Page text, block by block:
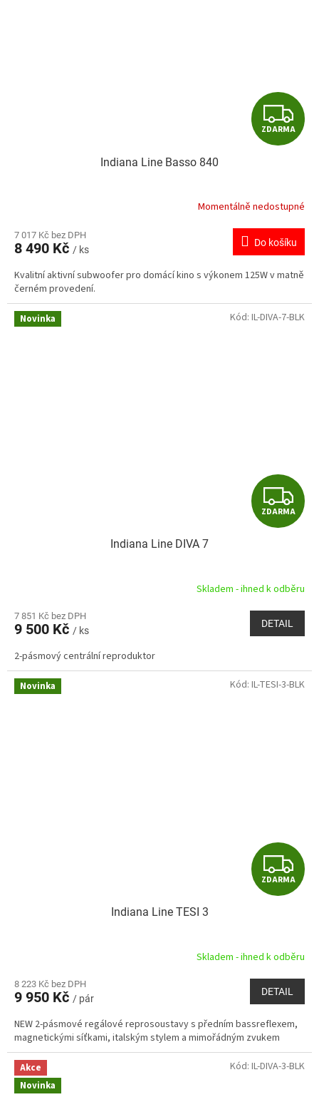
Z
D
R
M
A
ZDARMA
Indiana Line Basso 840
Momentálně nedostupné
7 017 Kč bez DPH
8 490 Kč / ks
Do košíku
Kvalitní aktivní subwoofer pro domácí kino s výkonem 125W v matně
černém provedení.
Novinka
Z
D
R
M
A
ZDARMA
Indiana Line DIVA 7
Skladem - ihned k odběru
7 851 Kč bez DPH
9 500 Kč / ks
DETAIL
2-pásmový centrální reproduktor
Kód: IL-DIVA-7-BLK
Novinka
Z
D
R
M
A
ZDARMA
Indiana Line TESI 3
Skladem - ihned k odběru
8 223 Kč bez DPH
9 950 Kč / pár
DETAIL
NEW 2-pásmové regálové reprosoustavy s předním bassreflexem,
magnetickými síťkami, italským stylem a mimořádným zvukem
Kód: IL-TESI-3-BLK
Akce
Novinka
Kód: IL-DIVA-3-BLK